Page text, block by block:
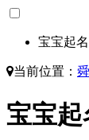
宝宝起名
当前位置：
宝宝